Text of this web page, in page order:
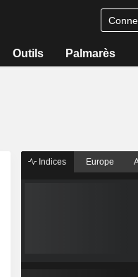
Outils Palmarès
Indices Europe